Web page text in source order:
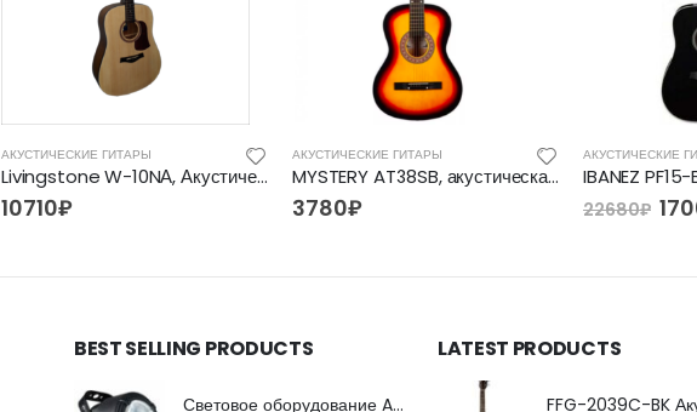
АКУСТИЧЕСКИЕ ГИТАРЫ
Livingstone W-10NА, Акустическая гитара
10710₽
АКУСТИЧЕСКИЕ ГИТАРЫ
MYSTERY AT38SB, акустическая гитара
3780₽
АКУСТИЧЕСКИЕ
22680₽
BEST SELLING PRODUCTS
Световое оборудование ADJ FX Beam
LATEST PRODUCTS